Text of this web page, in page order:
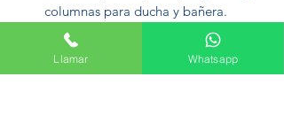
columnas para ducha y bañera.
Llamar Whatsapp